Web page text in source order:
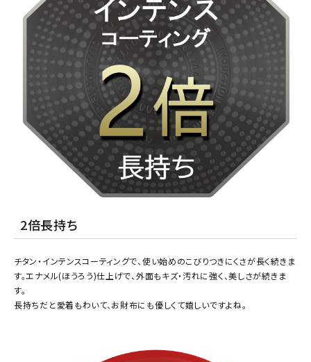
2倍長持ち
チタン・インテンスコーティングで、使い始めのこびりつきにくさが長く続きま
す。エナメル(ほうろう)仕上げで、外面もキズ・汚れに強く、美しさが続きま
す。
長持ちだと愛着もわいて、お財布にも優しくて嬉しいですよね。